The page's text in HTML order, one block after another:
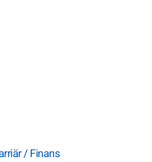
/ Finans